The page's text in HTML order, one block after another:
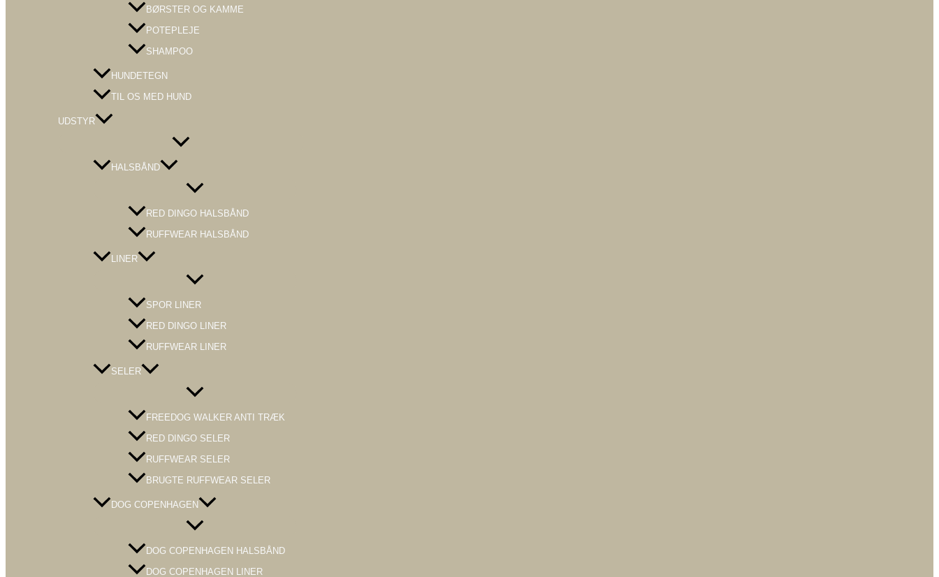
BØRSTER OG KAMME
POTEPLEJE
SHAMPOO
HUNDETEGN
TIL OS MED HUND
UDSTYR
Menu
HALSBÅND
Menu
RED DINGO HALSBÅND
RUFFWEAR HALSBÅND
LINER
Menu
SPOR LINER
RED DINGO LINER
RUFFWEAR LINER
SELER
Menu
FREEDOG WALKER ANTI TRÆK
RED DINGO SELER
RUFFWEAR SELER
BRUGTE RUFFWEAR SELER
DOG COPENHAGEN
Menu
DOG COPENHAGEN HALSBÅND
DOG COPENHAGEN LINER